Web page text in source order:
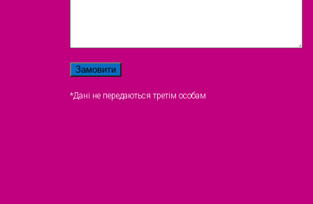
*Дані не передаються третім особам